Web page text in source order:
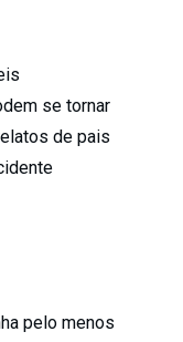
se tornar
de pais
pelo menos